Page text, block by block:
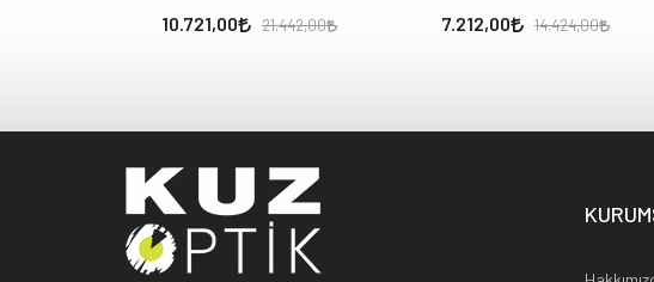
10.721,00
21.442,00 7.212,00 14.424,00